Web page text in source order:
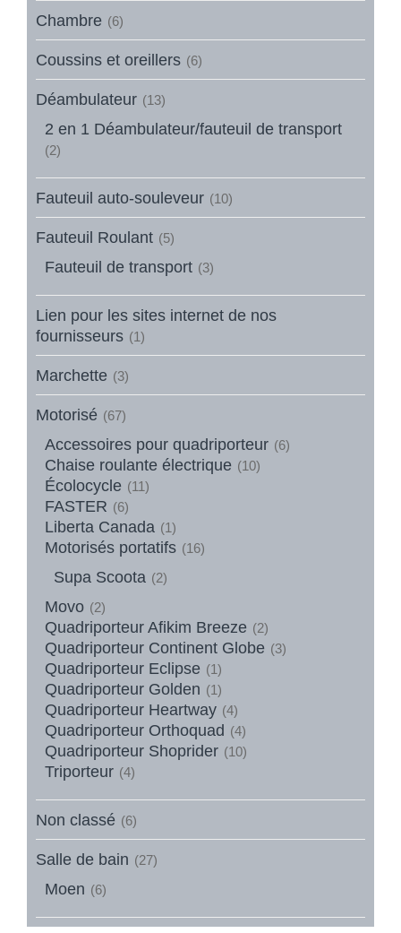
Chambre (6)
Coussins et oreillers (6)
Déambulateur (13)
2 en 1 Déambulateur/fauteuil de transport
(2)
Fauteuil auto-souleveur (10)
Fauteuil Roulant (5)
Fauteuil de transport (3)
Lien pour les sites internet de nos
fournisseurs (1)
Marchette (3)
Motorisé (67)
Accessoires pour quadriporteur (6)
Chaise roulante électrique (10)
Écolocycle (11)
FASTER (6)
Liberta Canada (1)
Motorisés portatifs (16)
Supa Scoota (2)
Movo (2)
Quadriporteur Afikim Breeze (2)
Quadriporteur Continent Globe (3)
Quadriporteur Eclipse (1)
Quadriporteur Golden (1)
Quadriporteur Heartway (4)
Quadriporteur Orthoquad (4)
Quadriporteur Shoprider (10)
Triporteur (4)
Non classé (6)
Salle de bain (27)
Moen (6)